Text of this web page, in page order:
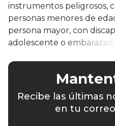
instrumentos peligrosos,
personas menores de
persona mayor, con
adolescente o embarazada.
Recibe las últimas
en tu